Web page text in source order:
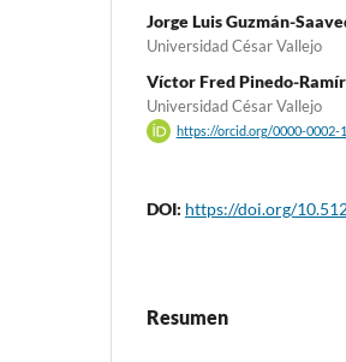
Jorge Luis Guzmán-
Universidad César Vallejo
Víctor Fred Pinedo-
Universidad César Vallejo
https://orcid.org/0000-0002-
DOI: https://doi.org/
Resumen